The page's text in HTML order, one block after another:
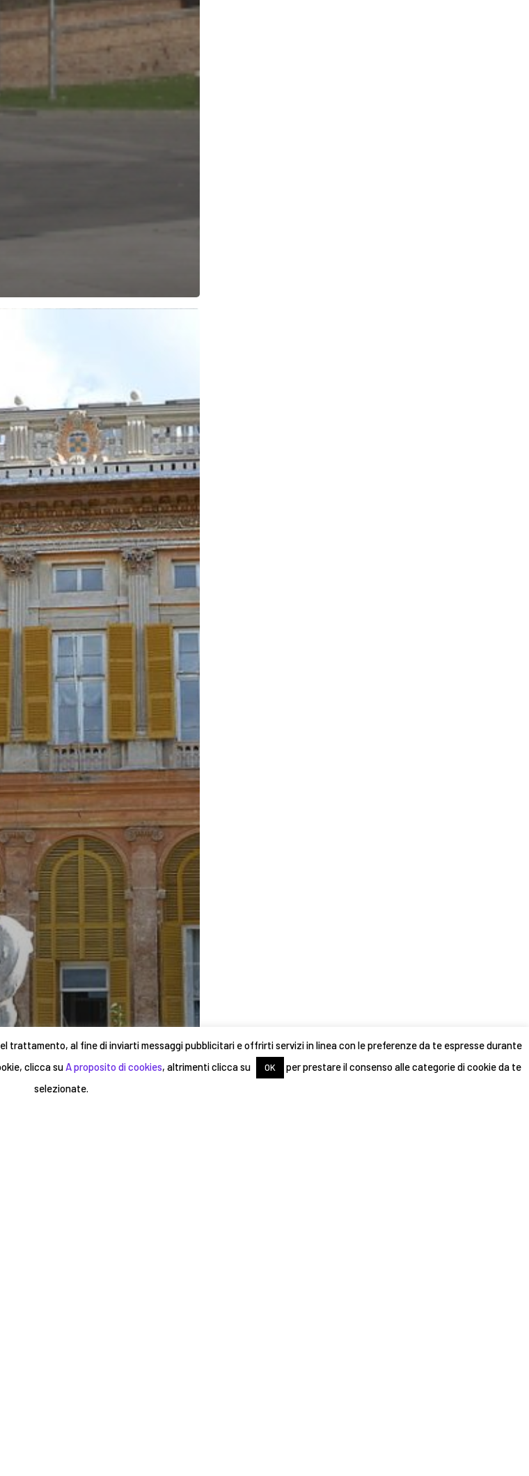
al fine di inviarti messaggi pubblicitari e offrirti servizi in linea con le preferenze da te espresse durante
clicca su A proposito di cookies, altrimenti clicca su OK
per prestare il consenso alle categorie di cookie da te
selezionate.